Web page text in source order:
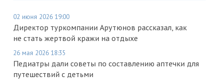
02 июня 2026 19:00
Директор туркомпании Арутюнов рассказал, как
не стать жертвой кражи на отдыхе
26 мая 2026 18:35
Педиатры дали советы по составлению аптечки для
путешествий с детьми